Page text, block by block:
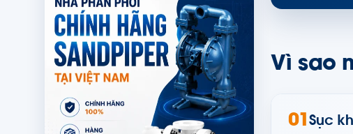
Vì sao
01 Sục